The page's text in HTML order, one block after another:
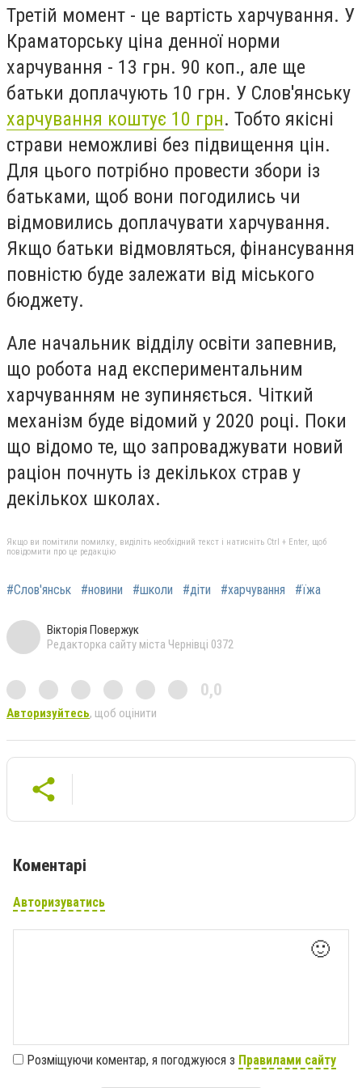
Третій момент - це вартість харчування. У
Краматорську ціна денної норми
харчування - 13 грн. 90 коп., але ще
батьки доплачують 10 грн. У Слов'янську
харчування коштує 10 грн. Тобто якісні
страви неможливі без підвищення цін.
Для цього потрібно провести збори із
батьками, щоб вони погодились чи
відмовились доплачувати харчування.
Якщо батьки відмовляться, фінансування
повністю буде залежати від міського
бюджету.
Але начальник відділу освіти запевнив,
що робота над експериментальним
харчуванням не зупиняється. Чіткий
механізм буде відомий у 2020 році. Поки
що відомо те, що запроваджувати новий
раціон почнуть із декількох страв у
декількох школах.
Якщо ви помітили помилку, виділіть необхідний текст і натисніть Ctrl + Enter, щоб
повідомити про це редакцію
#Слов'янськ #новини #школи #діти #харчування #їжа
Вікторія Повержук
Редакторка сайту міста Чернівці 0372
0,0
Авторизуйтесь, щоб оцінити
Коментарі
Авторизуватись
🙂
Розміщуючи коментар, я погоджуюся з Правилами сайту